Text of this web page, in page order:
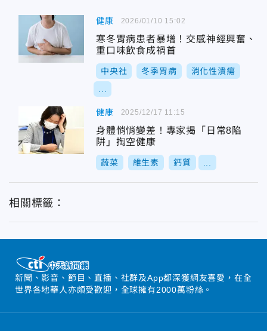
健康
寒冬胃病患者暴增！交感神經興奮、
重口味飲食成禍首
中央社 冬季胃病 消化性潰瘍
2026/01/10 15:02
健康
身體悄悄變差！專家揭「日常8陷
阱」掏空健康
蔬菜 維生素 鈣質
2025/12/17 11:15
相關標籤：
新聞、影音、節目、直播、社群及App都深獲網友喜愛，在全
世界各地華人亦頗受歡迎，全球擁有2000萬粉絲。